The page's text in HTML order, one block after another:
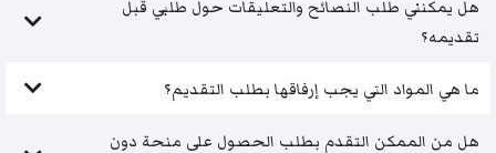
هل يمكنني طلب النصائح والتعليقات حول طلبي قبل
تقديمه؟
ما هي المواد التي يجب إرفاقها بطلب التقديم؟
هل من الممكن التقدم بطلب الحصول على منحة دون